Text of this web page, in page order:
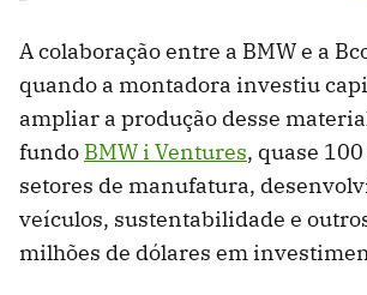
A colaboração entre a BMW e a
quando a montadora investiu
ampliar a produção desse
fundo BMW i Ventures, quase 100
setores de manufatura,
veículos, sustentabilidade e
milhões de dólares em